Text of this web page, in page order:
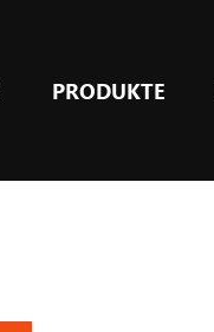
PRODUKTE